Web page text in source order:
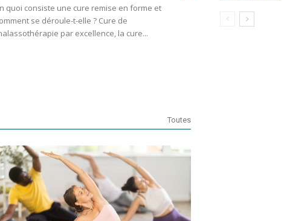
quoi consiste une cure remise en forme et
se déroule-t-elle ? Cure de
par excellence, la cure...
Toutes